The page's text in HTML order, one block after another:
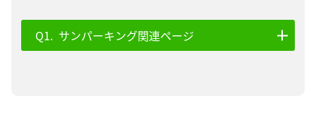
サンパーキング関連ページ